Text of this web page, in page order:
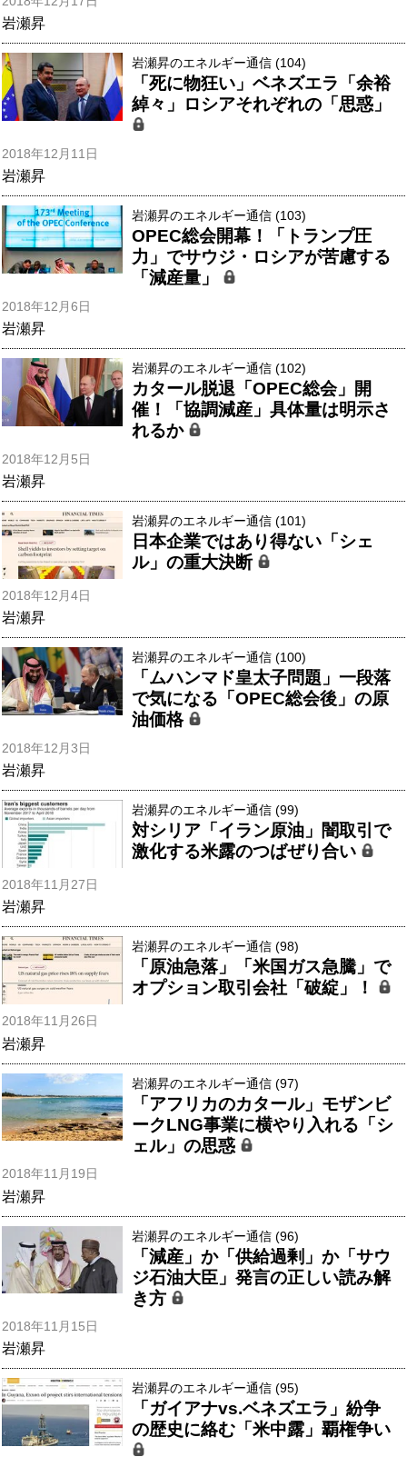
岩瀬昇
岩瀬昇のエネルギー通信 (104)
「死に物狂い」ベネズエラ「余裕
綽々」ロシアそれぞれの「思惑」
2018年12月11日
岩瀬昇
岩瀬昇のエネルギー通信 (103)
OPEC総会開幕！「トランプ圧
力」でサウジ・ロシアが苦慮する
「減産量」
2018年12月6日
岩瀬昇
岩瀬昇のエネルギー通信 (102)
カタール脱退「OPEC総会」開
催！「協調減産」具体量は明示さ
れるか
2018年12月5日
岩瀬昇
岩瀬昇のエネルギー通信 (101)
日本企業ではあり得ない「シェ
ル」の重大決断
2018年12月4日
岩瀬昇
岩瀬昇のエネルギー通信 (100)
「ムハンマド皇太子問題」一段落
で気になる「OPEC総会後」の原
油価格
2018年12月3日
岩瀬昇
岩瀬昇のエネルギー通信 (99)
対シリア「イラン原油」闇取引で
激化する米露のつばぜり合い
2018年11月27日
岩瀬昇
岩瀬昇のエネルギー通信 (98)
「原油急落」「米国ガス急騰」で
オプション取引会社「破綻」！
2018年11月26日
岩瀬昇
岩瀬昇のエネルギー通信 (97)
「アフリカのカタール」モザンビ
ークLNG事業に横やり入れる「シ
ェル」の思惑
2018年11月19日
岩瀬昇
岩瀬昇のエネルギー通信 (96)
「減産」か「供給過剰」か「サウ
ジ石油大臣」発言の正しい読み解
き方
2018年11月15日
岩瀬昇
岩瀬昇のエネルギー通信 (95)
「ガイアナvs.ベネズエラ」紛争
の歴史に絡む「米中露」覇権争い